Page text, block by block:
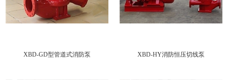
XBD-GD型管道式消防泵 XBD-HY消防恒压切线泵